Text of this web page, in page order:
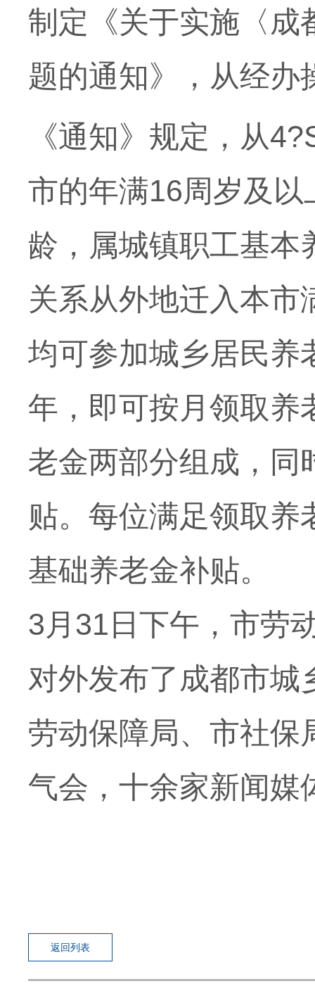
制定《关于实施〈成
题的通知》，从经办
《通知》规定，从
市的年满16周岁及
龄，属城镇职工基本
关系从外地迁入本市
均可参加城乡居民养
年，即可按月领取养
老金两部分组成，同
贴。每位满足领取养
基础养老金补贴。
3月 31日 下午，市劳
对外发布了成都市城
劳动保障局、市社保
气会，十余家新闻媒
返回列表